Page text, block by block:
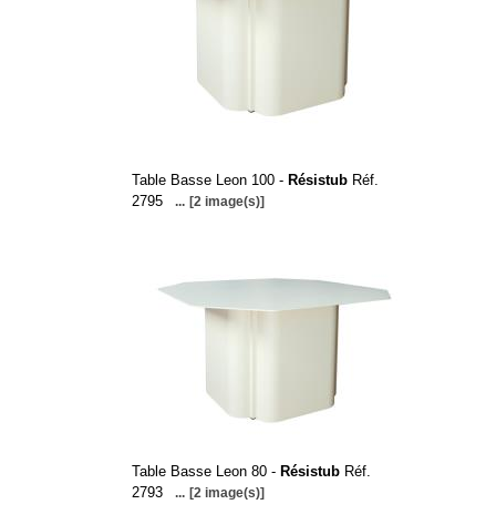
Table Basse Leon 100 - RésistubRéf.
2795
... [2 image(s)]
Table Basse Leon 80 - RésistubRéf.
2793
... [2 image(s)]